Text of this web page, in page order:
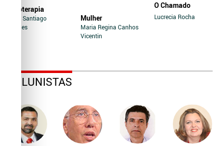
Soroterapia
Jairo Santiago
Novaes
Mulher
Maria Regina Canhos
Vicentin
O Chamado
Lucrecia Rocha
COLUNISTAS